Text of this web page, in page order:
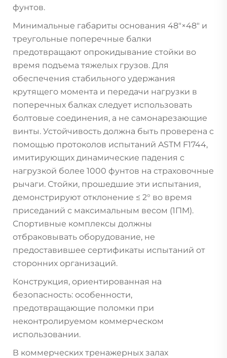
фунтов.
Минимальные габариты основания 48"×48" и
треугольные поперечные балки
предотвращают опрокидывание стойки во
время подъема тяжелых грузов. Для
обеспечения стабильного удержания
крутящего момента и передачи нагрузки в
поперечных балках следует использовать
болтовые соединения, а не самонарезающие
винты. Устойчивость должна быть проверена с
помощью протоколов испытаний ASTM F1744,
имитирующих динамические падения с
нагрузкой более 1000 фунтов на страховочные
рычаги. Стойки, прошедшие эти испытания,
демонстрируют отклонение ≤ 2° во время
приседаний с максимальным весом (1ПМ).
Спортивные комплексы должны
отбраковывать оборудование, не
предоставившее сертификаты испытаний от
сторонних организаций.
Конструкция, ориентированная на
безопасность: особенности,
предотвращающие поломки при
неконтролируемом коммерческом
использовании.
В коммерческих тренажерных залах